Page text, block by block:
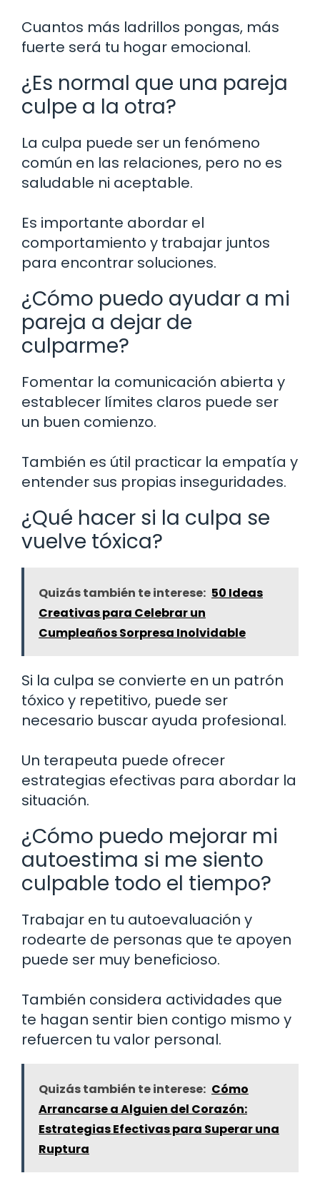
Cuantos más ladrillos pongas, más
fuerte será tu hogar emocional.
¿Es normal que una pareja
culpe a la otra?
La culpa puede ser un fenómeno
común en las relaciones, pero no es
saludable ni aceptable.
Es importante abordar el
comportamiento y trabajar juntos
para encontrar soluciones.
¿Cómo puedo ayudar a mi
pareja a dejar de
culparme?
Fomentar la comunicación abierta y
establecer límites claros puede ser
un buen comienzo.
También es útil practicar la empatía y
entender sus propias inseguridades.
¿Qué hacer si la culpa se
vuelve tóxica?
Quizás también te interese: 50 Ideas
Creativas para Celebrar un
Cumpleaños Sorpresa Inolvidable
Si la culpa se convierte en un patrón
tóxico y repetitivo, puede ser
necesario buscar ayuda profesional.
Un terapeuta puede ofrecer
estrategias efectivas para abordar la
situación.
¿Cómo puedo mejorar mi
autoestima si me siento
culpable todo el tiempo?
Trabajar en tu autoevaluación y
rodearte de personas que te apoyen
puede ser muy beneficioso.
También considera actividades que
te hagan sentir bien contigo mismo y
refuercen tu valor personal.
Quizás también te interese: Cómo
Arrancarse a Alguien del Corazón:
Estrategias Efectivas para Superar una
Ruptura